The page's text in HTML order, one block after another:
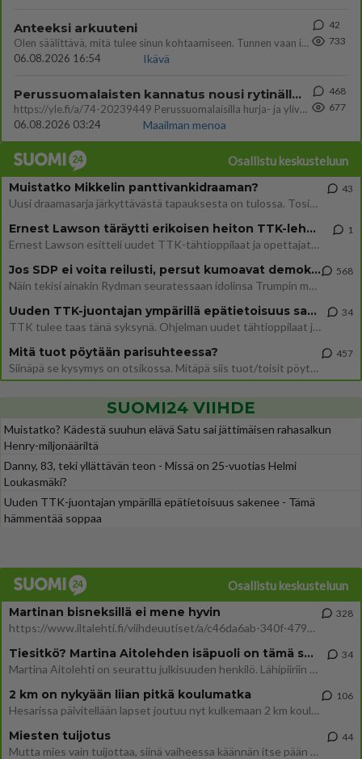
Anteeksi arkuuteni
Olen säälittävä, mitä tulee sinun kohtaamiseen. Tunnen vaan itseni todella epävarmaksi sun kanssa. Jos minun olisi pitän
06.08.2026 16:54
Ikävä
42
733
Perussuomalaisten kannatus nousi rytinällä Ylen tänään julkaisemassa tuoreimmassa gallup-kyselyssä.
https://yle.fi/a/74-20239449 Perussuomalaisilla hurja- ja ylivoimaisesti suurin nousu tässä uudessa Ylen gallupissa. Kyl
06.08.2026 03:24
Maailman menoa
468
677
Osallistu keskusteluun
Muistatko Mikkelin panttivankidraaman?
Uusi draamasarja järkyttävästä tapauksesta on tulossa. Tositapahtumiin perustuva sarja ammentaa vuoden 1986 Mikkelin pan
43
Ernest Lawson täräytti erikoisen heiton TTK-lehdistötilaisuudessa: " Onko tässä tarkoituksena...?"
Ernest Lawson esitteli uudet TTK-tähtioppilaat ja opettajat torstaina 6.8. lehdistölle. Tulevalla kaudella on yksi hausk
1
Jos SDP ei voita reilusti, persut kumoavat demokratian Suomesta
Näin tekisi ainakin Rydman seuratessaan idolinsa Trumpin mallia https://www.is.fi/politiikka/art-2000012187244.html
568
Uuden TTK-juontajan ympärillä epätietoisuus sakenee - Nyt MTV hämmentää soppaa
TTK tulee taas tänä syksynä. Ohjelman uudet tähtioppilaat julkistetaan torstaina 6. elokuuta klo 14 alkavassa lehdistö
34
Mitä tuot pöytään parisuhteessa?
Siinäpä se kysymys on otsikossa. Mitäpä siis tuot/toisit pöytään parisuhteessa? Oletko mies vai nainen? Koetko sen mitä
457
SUOMI24 VIIHDE
Muistatko? Kädestä suuhun elävä Satu sai jättimäisen rahasalkun
Henry-miljonääriltä
Danny, 83, teki yllättävän teon - Missä on 25-vuotias Helmi
Loukasmäki?
Uuden TTK-juontajan ympärillä epätietoisuus sakenee - Tämä
hämmentää soppaa
Osallistu keskusteluun
Martinan bisneksillä ei mene hyvin
https://www.iltalehti.fi/viihdeuutiset/a/c46da6ab-340f-4790-aaa7-0865eed2336 Yrityksen konkurssihakemus on tullut kärä
328
Tiesitkö? Martina Aitolehden isäpuoli on tämä suosittu laulaja
Martina Aitolehti on seurattu julkisuuden henkilö. Lähipiiriin mahtuu muitakin tunnettuja henkilöitä. Tiesitkö, että Ma
34
2 km on nykyään liian pitkä koulumatka
Hesarissa päivitellään lapset joutuu nyt kulkemaan 2 km kouluun jösses. Ruostefillarilla tuo matka menee vaikka miten äk
106
Miesten tuijotus
Mutta mies vain tuijottaa, siinä vaiheessa käännän itse pään pois. Mikä juttu? Yleensä jos joku tuijottaa tai katsoo, hä
44